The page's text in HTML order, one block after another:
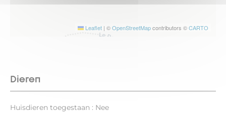
Leaflet | ©OpenStreetMapcontributors ©CARTO
Dieren
Huisdieren toegestaan : Nee